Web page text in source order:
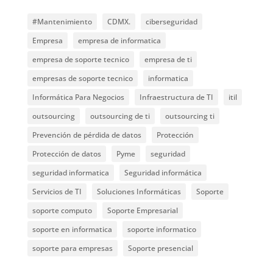
#Mantenimiento CDMX.
ciberseguridad
Empresa
empresa de informatica
empresa de soporte tecnico
empresa de ti
empresas de soporte tecnico
informatica
Informática Para Negocios
Infraestructura de TI
itil
outsourcing
outsourcing de ti
outsourcing ti
Prevención de pérdida de datos
Protección
Protección de datos
Pyme
seguridad
seguridad informatica
Seguridad informática
Servicios de TI
Soluciones Informáticas
Soporte
soporte computo
Soporte Empresarial
soporte en informatica
soporte informatico
soporte para empresas
Soporte presencial